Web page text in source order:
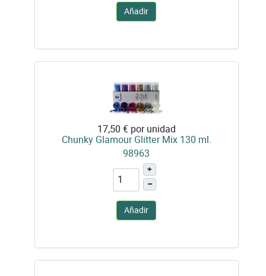
Añadir
17,50 € por unidad
Chunky Glamour Glitter Mix 130 ml.
98963
+
–
Añadir